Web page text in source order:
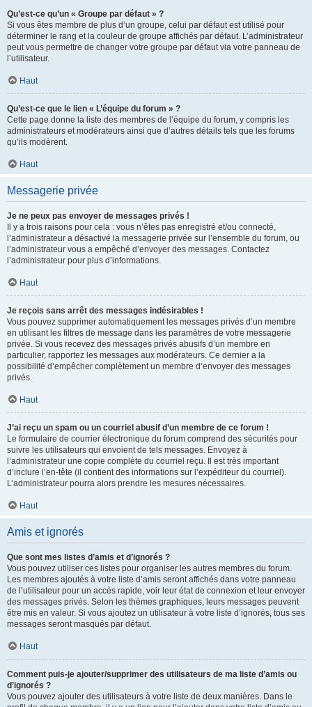
Qu’est-ce qu’un « Groupe par défaut » ?
Si vous êtes membre de plus d’un groupe, celui par défaut est utilisé pour
déterminer le rang et la couleur de groupe affichés par défaut. L’administrateur
peut vous permettre de changer votre groupe par défaut via votre panneau de
l’utilisateur.
Haut
Qu’est-ce que le lien « L’équipe du forum » ?
Cette page donne la liste des membres de l’équipe du forum, y compris les
administrateurs et modérateurs ainsi que d’autres détails tels que les forums
qu’ils modèrent.
Haut
Messagerie privée
Je ne peux pas envoyer de messages privés !
Il y a trois raisons pour cela : vous n’êtes pas enregistré et/ou connecté,
l’administrateur a désactivé la messagerie privée sur l’ensemble du forum, ou
l’administrateur vous a empêché d’envoyer des messages. Contactez
l’administrateur pour plus d’informations.
Haut
Je reçois sans arrêt des messages indésirables !
Vous pouvez supprimer automatiquement les messages privés d’un membre
en utilisant les filtres de message dans les paramètres de votre messagerie
privée. Si vous recevez des messages privés abusifs d’un membre en
particulier, rapportez les messages aux modérateurs. Ce dernier a la
possibilité d’empêcher complètement un membre d’envoyer des messages
privés.
Haut
J’ai reçu un spam ou un courriel abusif d’un membre de ce forum !
Le formulaire de courrier électronique du forum comprend des sécurités pour
suivre les utilisateurs qui envoient de tels messages. Envoyez à
l’administrateur une copie complète du courriel reçu. Il est très important
d’inclure l’en-tête (il contient des informations sur l’expéditeur du courriel).
L’administrateur pourra alors prendre les mesures nécessaires.
Haut
Amis et ignorés
Que sont mes listes d’amis et d’ignorés ?
Vous pouvez utiliser ces listes pour organiser les autres membres du forum.
Les membres ajoutés à votre liste d’amis seront affichés dans votre panneau
de l’utilisateur pour un accès rapide, voir leur état de connexion et leur envoyer
des messages privés. Selon les thèmes graphiques, leurs messages peuvent
être mis en valeur. Si vous ajoutez un utilisateur à votre liste d’ignorés, tous ses
messages seront masqués par défaut.
Haut
Comment puis-je ajouter/supprimer des utilisateurs de ma liste d’amis ou
d’ignorés ?
Vous pouvez ajouter des utilisateurs à votre liste de deux manières. Dans le